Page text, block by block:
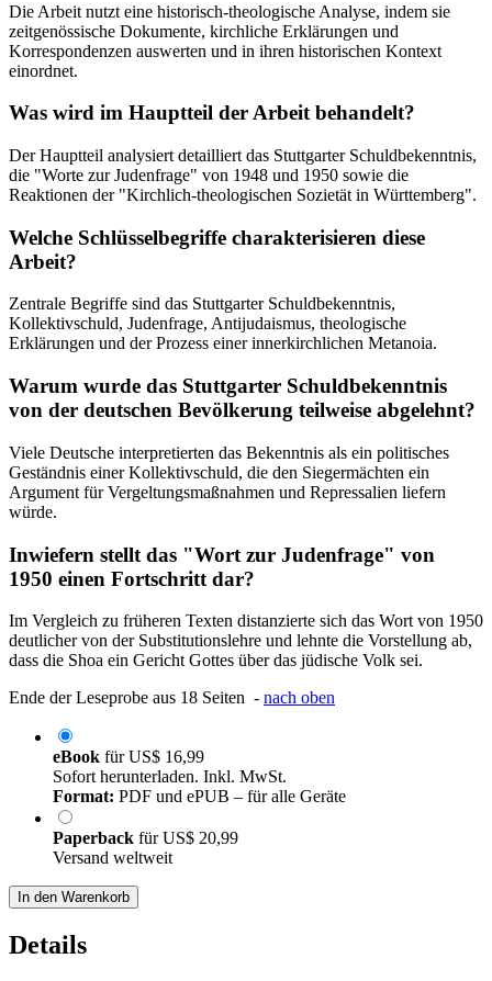
Die Arbeit nutzt eine historisch-theologische Analyse, indem sie
zeitgenössische Dokumente, kirchliche Erklärungen und
Korrespondenzen auswerten und in ihren historischen Kontext
einordnet.
Was wird im Hauptteil der Arbeit behandelt?
Der Hauptteil analysiert detailliert das Stuttgarter Schuldbekenntnis,
die "Worte zur Judenfrage" von 1948 und 1950 sowie die
Reaktionen der "Kirchlich-theologischen Sozietät in Württemberg".
Welche Schlüsselbegriffe charakterisieren diese
Arbeit?
Zentrale Begriffe sind das Stuttgarter Schuldbekenntnis,
Kollektivschuld, Judenfrage, Antijudaismus, theologische
Erklärungen und der Prozess einer innerkirchlichen Metanoia.
Warum wurde das Stuttgarter Schuldbekenntnis
von der deutschen Bevölkerung teilweise abgelehnt?
Viele Deutsche interpretierten das Bekenntnis als ein politisches
Geständnis einer Kollektivschuld, die den Siegermächten ein
Argument für Vergeltungsmaßnahmen und Repressalien liefern
würde.
Inwiefern stellt das "Wort zur Judenfrage" von
1950 einen Fortschritt dar?
Im Vergleich zu früheren Texten distanzierte sich das Wort von 1950
deutlicher von der Substitutionslehre und lehnte die Vorstellung ab,
dass die Shoa ein Gericht Gottes über das jüdische Volk sei.
Ende der Leseprobe aus 18 Seiten - nach oben
eBook fürUS$ 16,99
Sofort herunterladen. Inkl. MwSt.
Format: PDF und ePUB – für alle Geräte
Paperback fürUS$ 20,99
Versand weltweit
In den Warenkorb
Details